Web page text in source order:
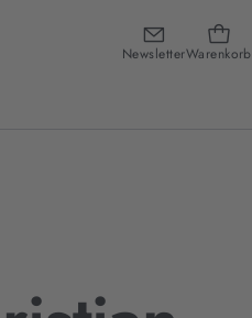
NewsletterWarenkorb